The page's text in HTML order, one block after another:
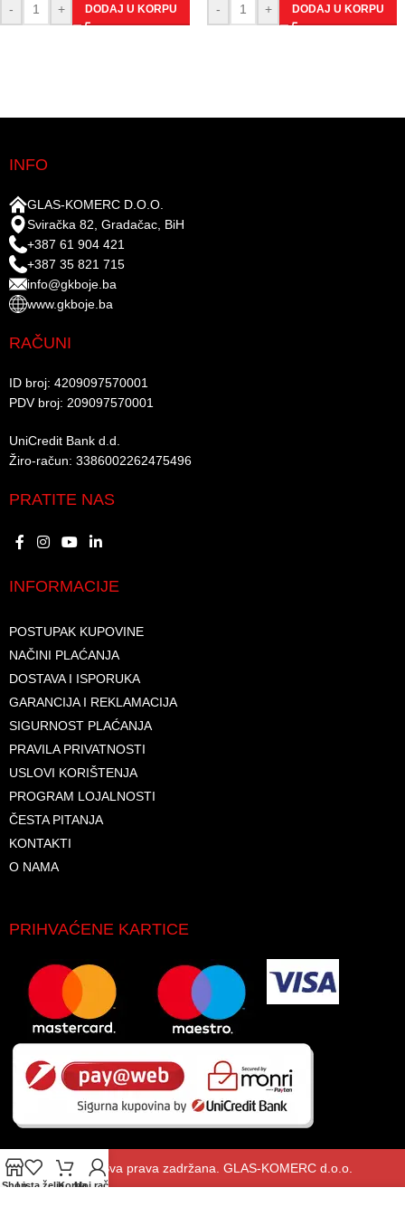
-
+ DODAJ U KORPU
-
+ DODAJ U KORPU
INFO
GLAS-KOMERC D.O.O.
Sviračka 82, Gradačac, BiH
+387 61 904 421
+387 35 821 715
info@gkboje.ba
www.gkboje.ba
RAČUNI
ID broj: 4209097570001​
PDV broj: 209097570001 ​
UniCredit Bank d.d.​
Žiro-račun: 3386002262475496​​
PRATITE NAS
INFORMACIJE
POSTUPAK KUPOVINE
NAČINI PLAĆANJA
DOSTAVA I ISPORUKA
GARANCIJA I REKLAMACIJA
SIGURNOST PLAĆANJA
PRAVILA PRIVATNOSTI
USLOVI KORIŠTENJA
PROGRAM LOJALNOSTI
ČESTA PITANJA
KONTAKTI
O NAMA
PRIHVAĆENE KARTICE
© 2026. Sva prava zadržana. GLAS-KOMERC d.o.o.
ShopLista željaKorpaMoj račun